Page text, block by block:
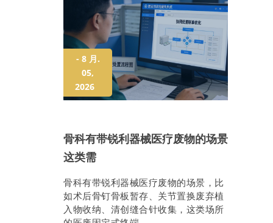
- 8 月.
05,
2026
骨科有带锐利器械医疗废物的场景
这类需
骨科有带锐利器械医疗废物的场景，比
如术后骨钉骨板暂存、关节置换废弃植
入物收纳、清创缝合针收集，这类场所